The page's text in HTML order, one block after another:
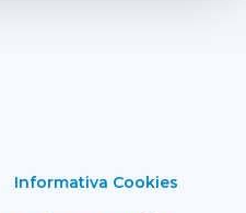
Informativa Cookies